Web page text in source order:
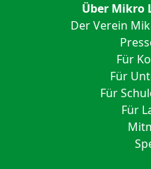
Über Mikro
Der Verein
Für
Für
Für
Für